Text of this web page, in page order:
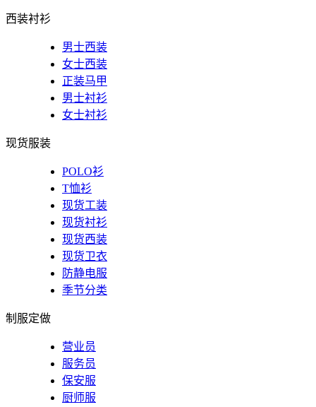
西装衬衫
男士西装
女士西装
正装马甲
男士衬衫
女士衬衫
现货服装
POLO衫
T恤衫
现货工装
现货衬衫
现货西装
现货卫衣
防静电服
季节分类
制服定做
营业员
服务员
保安服
厨师服